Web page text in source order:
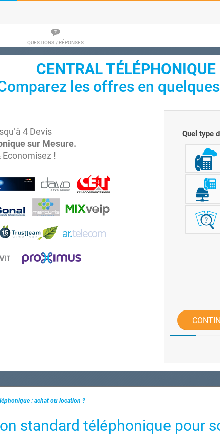
QUESTIONS / RÉPONSES
CENTRAL TÉLÉPHONIQUE
les offres en
4 Devis
sur Mesure.
!
Quel type
: achat ou location ?
standard téléphonique pour